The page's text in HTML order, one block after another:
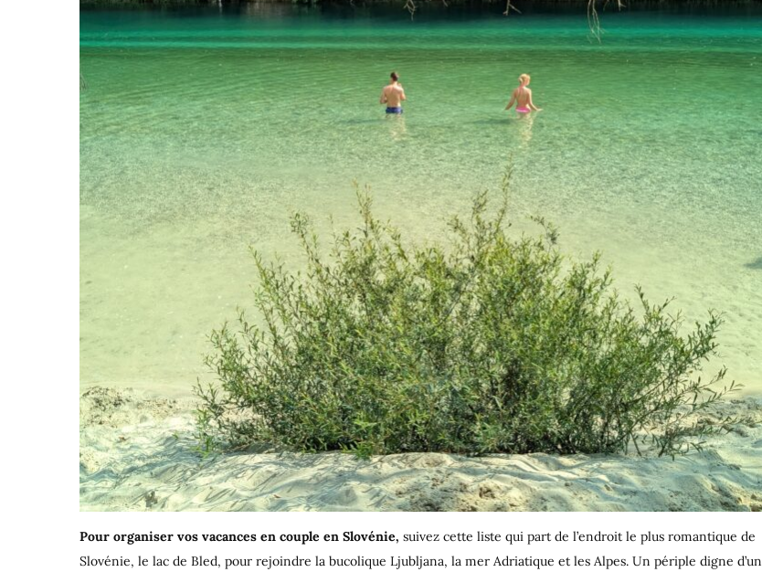
Pour organiser vos vacances en couple en Slovénie, suivez cette liste qui part de l’endroit le plus romantique de
Slovénie, le lac de Bled, pour rejoindre la bucolique Ljubljana, la mer Adriatique et les Alpes. Un périple digne d’un